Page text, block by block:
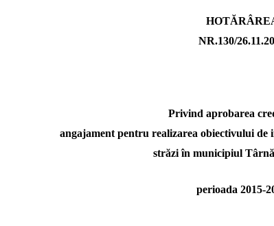
NR.130/
Privind aprobarea
angajament pentru realizarea obiectivului de
străzi în municipiul
perioada 2015-